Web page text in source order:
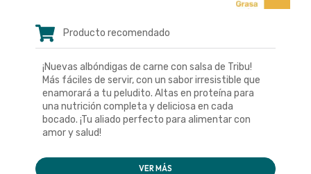
Producto recomendado
¡Nuevas albóndigas de carne con salsa de Tribu!
Más fáciles de servir, con un sabor irresistible que
enamorará a tu peludito. Altas en proteína para
una nutrición completa y deliciosa en cada
bocado. ¡Tu aliado perfecto para alimentar con
amor y salud!
VER MÁS